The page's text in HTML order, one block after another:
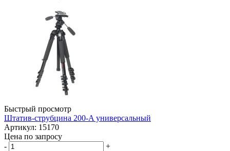
Быстрый просмотр
Штатив-струбцина 200-A универсальный
Артикул: 15170
Цена по запросу
-
+